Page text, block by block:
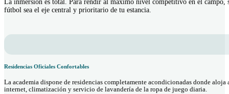
La inmersión es total. Para rendir al máximo nivel competitivo en el campo,
fútbol sea el eje central y prioritario de tu estancia.
Residencias Oficiales Confortables
La academia dispone de residencias completamente acondicionadas donde
internet, climatización y servicio de lavandería de la ropa de juego diaria.